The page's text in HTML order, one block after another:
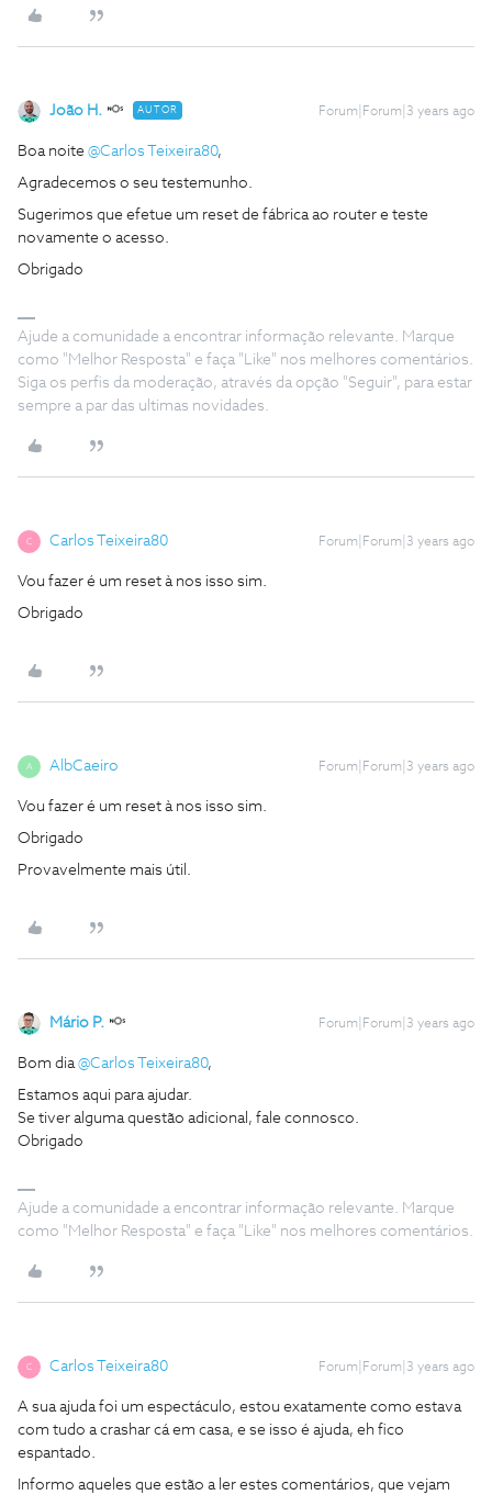
João H. AUTOR Forum|Forum|3 years ago
Boa noite @Carlos Teixeira80,
Agradecemos o seu testemunho.
Sugerimos que efetue um reset de fábrica ao router e teste
novamente o acesso.
Obrigado
Ajude a comunidade a encontrar informação relevante. Marque
como "Melhor Resposta" e faça "Like" nos melhores comentários.
Siga os perfis da moderação, através da opção "Seguir", para estar
sempre a par das ultimas novidades.
C Carlos Teixeira80 Forum|Forum|3 years ago
Vou fazer é um reset à nos isso sim.
Obrigado
A AlbCaeiro Forum|Forum|3 years ago
Vou fazer é um reset à nos isso sim.
Obrigado
Provavelmente mais útil.
Mário P. Forum|Forum|3 years ago
Bom dia@Carlos Teixeira80,
Estamos aqui para ajudar.
Se tiver alguma questão adicional, fale connosco.
Obrigado
Ajude a comunidade a encontrar informação relevante. Marque
como "Melhor Resposta" e faça "Like" nos melhores comentários.
C Carlos Teixeira80 Forum|Forum|3 years ago
A sua ajuda foi um espectáculo, estou exatamente como estava
com tudo a crashar cá em casa, e se isso é ajuda, eh fico
espantado.
Informo aqueles que estão a ler estes comentários, que vejam